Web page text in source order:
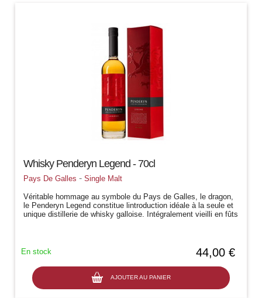
Whisky Penderyn Legend - 70cl
Pays De Galles -Single Malt
Véritable hommage au symbole du Pays de Galles, le dragon,
le Penderyn Legend constitue lintroduction idéale à la seule et
unique distillerie de whisky galloise. Intégralement vieilli en fûts
44,00 €
AJOUTER AU PANIER
En stock